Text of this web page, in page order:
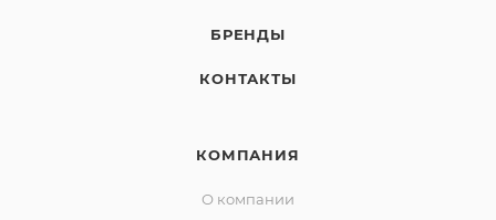
БРЕНДЫ
КОНТАКТЫ
КОМПАНИЯ
О компании